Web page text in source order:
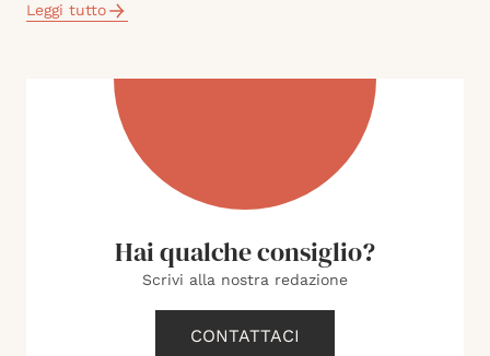
Leggi tutto
Hai qualche consiglio?
Scrivi alla nostra redazione
CONTATTACI